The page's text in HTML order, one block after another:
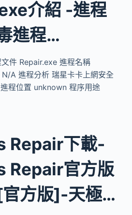
介紹 -進程
進程…
件 Repair.exe 進程名稱
A 進程分析 瑞星卡卡上網安全
程位置 unknown 程序用途
Repair下載-
Repair官方版
方版]-天極…